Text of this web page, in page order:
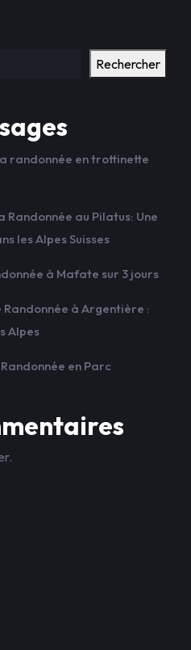
Rechercher
randonnée en trottinette
Randonnée au Pilatus: Une
les Alpes Suisses
à Mafate sur 3 jours
à Argentière :
Alpes
en Parc